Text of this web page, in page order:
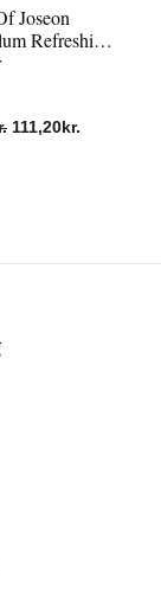
Joseon
Refreshing
111,20kr.